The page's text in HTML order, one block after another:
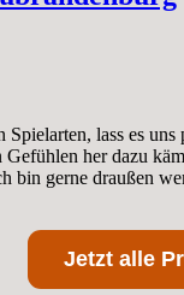
lass es
her dazu
gerne draußen
Jetzt alle